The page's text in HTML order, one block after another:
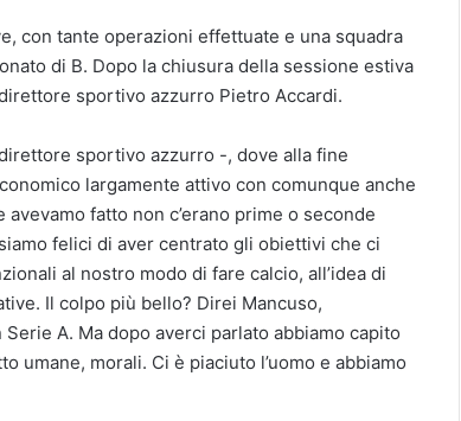
con tante operazioni effettuate e una squadra
di B. Dopo la chiusura della sessione estiva
sportivo azzurro Pietro Accardi.
sportivo azzurro -, dove alla fine
largamente attivo con comunque anche
fatto non c’erano prime o seconde
felici di aver centrato gli obiettivi che ci
al nostro modo di fare calcio, all’idea di
Il colpo più bello? Direi Mancuso,
A. Ma dopo averci parlato abbiamo capito
umane, morali. Ci è piaciuto l’uomo e abbiamo